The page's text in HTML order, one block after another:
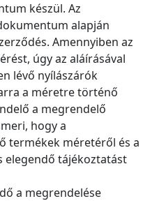
készül. Az
alapján
Amennyiben az
úgy az aláírásával
lévő nyílászárók
a méretre történő
a megrendelő
hogy a
termékek méretéről és a
elegendő tájékoztatást
a megrendelése